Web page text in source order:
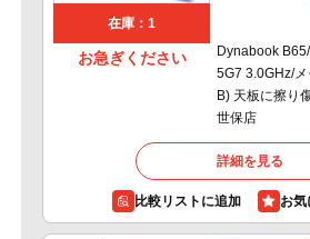
在庫：1
お急ぎください
Dynabook
5G7 3.0GHz/
B) 天板に擦り
世保店
詳細を見る
比較リストに追加